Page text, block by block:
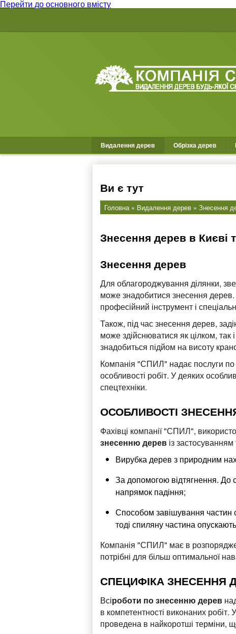
Перейти до основного вмісту
Видалення дерев Обрізка дерев
Ви є тут
Головна» Видалення дерев» Знесення
Знесення дерев в Києві
Знесення дерев
Для облагороджування ділянки,
може знадобитися знесення дерев.
професійний інструмент і
Також, під час знесення дерев,
може здійснюватися як цілком,
знадобиться підйом на висоту
Компанія "СПИЛ" надає послуги по
особливості робіт. У деяких
спецтехніки.
ОСОБЛИВОСТІ
Фахівці компанії "СПИЛ",
знесенню дерев із
Вирубка дерев з природним
За допомогою відтягнення. До
напрямок падіння;
Способом завішування частин
тоді спиляну частина
Компанія "СПИЛ" має в
потрібні для більш оптимальної
СПЕЦИФІКА ЗНЕСЕННЯ
Всіроботи по знесенню дерев
в компетентності виконаних
проведена в найкоротші терміни,